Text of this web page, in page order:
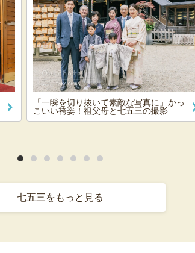
「一瞬を切り抜いて素敵な写真に」かっ
こいい袴姿！祖父母と七五三の撮影
七五三をもっと見る